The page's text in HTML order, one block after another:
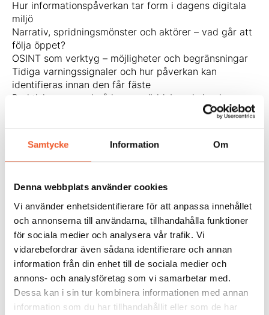
Samtycke Information Om
Denna webbplats använder cookies
Vi använder enhetsidentifierare för att anpassa innehållet
och annonserna till användarna, tillhandahålla funktioner
för sociala medier och analysera vår trafik. Vi
vidarebefordrar även sådana identifierare och annan
information från din enhet till de sociala medier och
annons- och analysföretag som vi samarbetar med.
Dessa kan i sin tur kombinera informationen med annan
information som du har tillhandahållit eller som de har
Hur informationspåverkan tar form i dagens digitala
miljö
Narrativ, spridningsmönster och aktörer – vad går att
följa öppet?
OSINT som verktyg – möjligheter och begränsningar
Tidiga varningssignaler och hur påverkan kan
identifieras innan den får fäste
Praktiska exempel på hur omvärldsbevakning kan
stärka organisationens beredskap och analytiska
förmåga.
desinformation 2026den 28 maj!
Dela: